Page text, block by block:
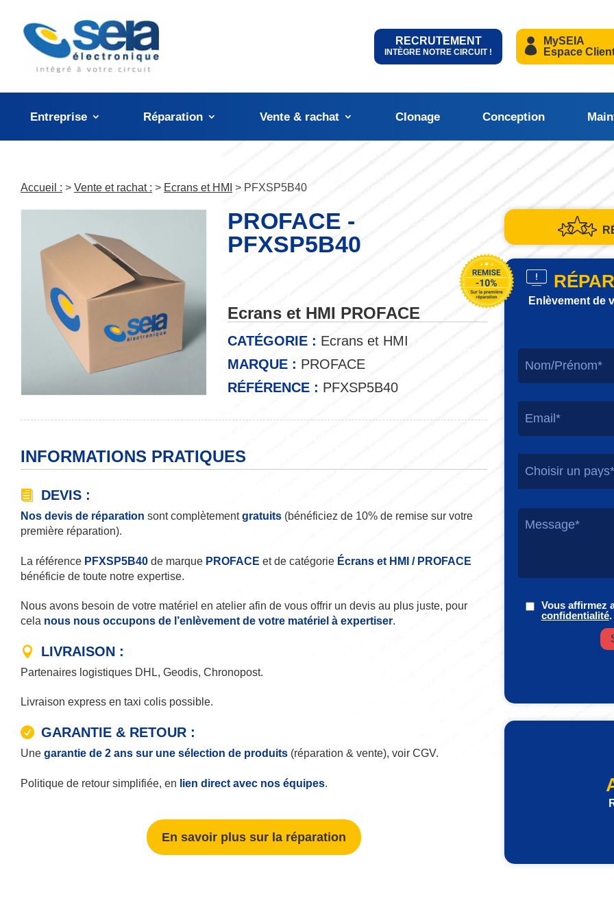
RECRUTEMENT
INTÈGRE NOTRE CIRCUIT !
MySEIA
Espace
Entreprise Réparation Vente & rachat Clonage Conception
Accueil : > Vente et rachat : > Ecrans et HMI > PFXSP5B40
PROFACE -
PFXSP5B40
Ecrans et HMI PROFACE
CATÉGORIE : Ecrans et HMI
MARQUE : PROFACE
RÉFÉRENCE : PFXSP5B40
INFORMATIONS PRATIQUES
DEVIS :
Nos devis de réparation sont complètementgratuits (bénéficiez de 10% de remise sur votre
première réparation).
La référence PFXSP5B40 de marque PROFACE et de catégorie Écrans et HMI / PROFACE
bénéficie de toute notre expertise.
Nous avons besoin de votre matériel en atelier afin de vous offrir un devis au plus juste, pour
cela nous nous occupons de l’enlèvement de votre matériel à expertiser.
LIVRAISON :
Partenaires logistiques DHL, Geodis, Chronopost.
Livraison express en taxi colis possible.
GARANTIE & RETOUR :
Une garantie de 2 ans sur une sélection de produits (réparation & vente), voir CGV.
Politique de retour simplifiée, en lien direct avec nos équipes.
En savoir plus sur la réparation
Enlèvement de
Choisir un
Vous affirmez
confidentialité.